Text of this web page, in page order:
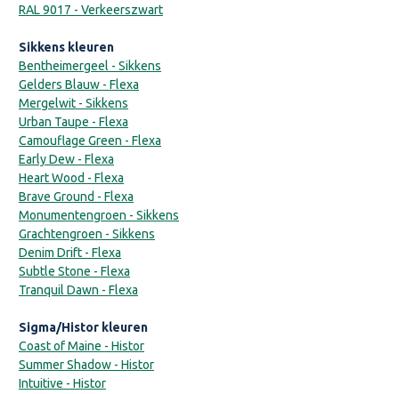
RAL 9017 - Verkeerszwart
Sikkens kleuren
Bentheimergeel - Sikkens
Gelders Blauw - Flexa
Mergelwit - Sikkens
Urban Taupe - Flexa
Camouflage Green - Flexa
Early Dew - Flexa
Heart Wood - Flexa
Brave Ground - Flexa
Monumentengroen - Sikkens
Grachtengroen - Sikkens
Denim Drift - Flexa
Subtle Stone - Flexa
Tranquil Dawn - Flexa
Sigma/Histor kleuren
Coast of Maine - Histor
Summer Shadow - Histor
Intuitive - Histor